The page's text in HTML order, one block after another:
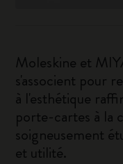
Moleskine et
s'associent pour
à l'esthétique
porte-cartes à la
soigneusement
et utilité.